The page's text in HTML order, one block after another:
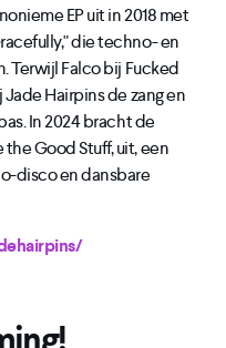
EP uit in 2018 met
die techno- en
Falco bij Fucked
Hairpins de zang en
In 2024 bracht de
Good Stuff, uit, een
disco en dansbare